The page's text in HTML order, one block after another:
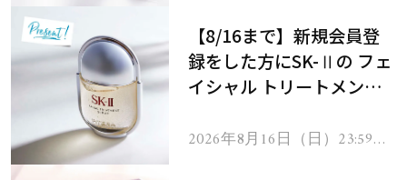
【8/16まで】新規会員登
録をした方にSK-Ⅱの フェ
イシャル トリートメント
2026年8月16日（日）23:59ま